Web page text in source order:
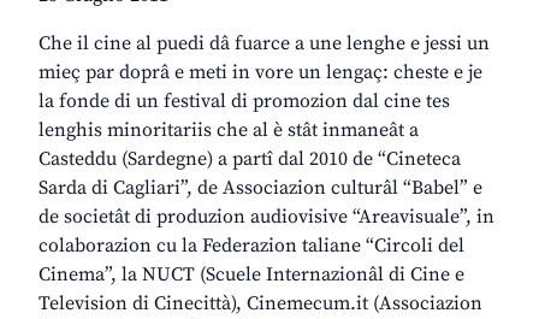
Che il cine al puedi dâ fuarce a une lenghe e jessi un
mieç par doprâ e meti in vore un lengaç: cheste e je
la fonde di un festival di promozion dal cine tes
lenghis minoritariis che al è stât inmaneât a
Casteddu (Sardegne) a partî dal 2010 de “Cineteca
Sarda di Cagliari”, de Associazion culturâl “Babel” e
de societât di produzion audiovisive “Areavisuale”, in
colaborazion cu la Federazion taliane “Circoli del
Cinema”, la NUCT (Scuele Internazionâl di Cine e
Television di Cinecittà), Cinemecum.it (Associazion